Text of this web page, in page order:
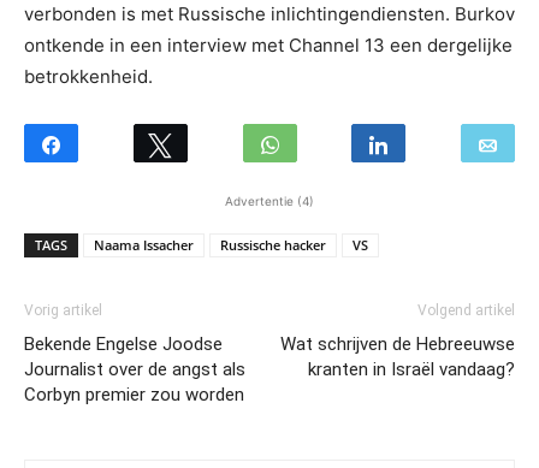
verbonden is met Russische inlichtingendiensten. Burkov
ontkende in een interview met Channel 13 een dergelijke
betrokkenheid.
Advertentie (4)
TAGS Naama Issacher Russische hacker VS
Vorig artikel
Bekende Engelse Joodse
Journalist over de angst als
Corbyn premier zou worden
Volgend artikel
Wat schrijven de Hebreeuwse
kranten in Israël vandaag?